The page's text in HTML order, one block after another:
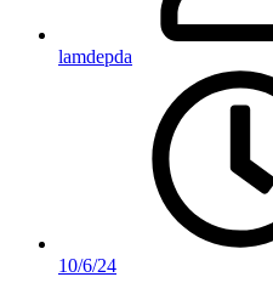
lamdepda
10/6/24